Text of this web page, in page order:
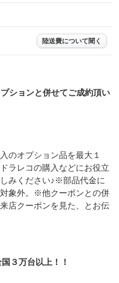
陸送費について聞く
ションと併せてご成約頂い
のオプション品を最大１
ラレコの購入などにお役立
みください♪※部品代金に
象外。※他クーポンとの併
店クーポンを見た、とお伝
３万台以上！！